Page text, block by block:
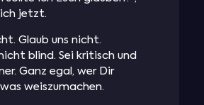
jetzt.
Glaub uns nicht.
blind. Sei kritisch und
Ganz egal, wer Dir
weiszumachen.